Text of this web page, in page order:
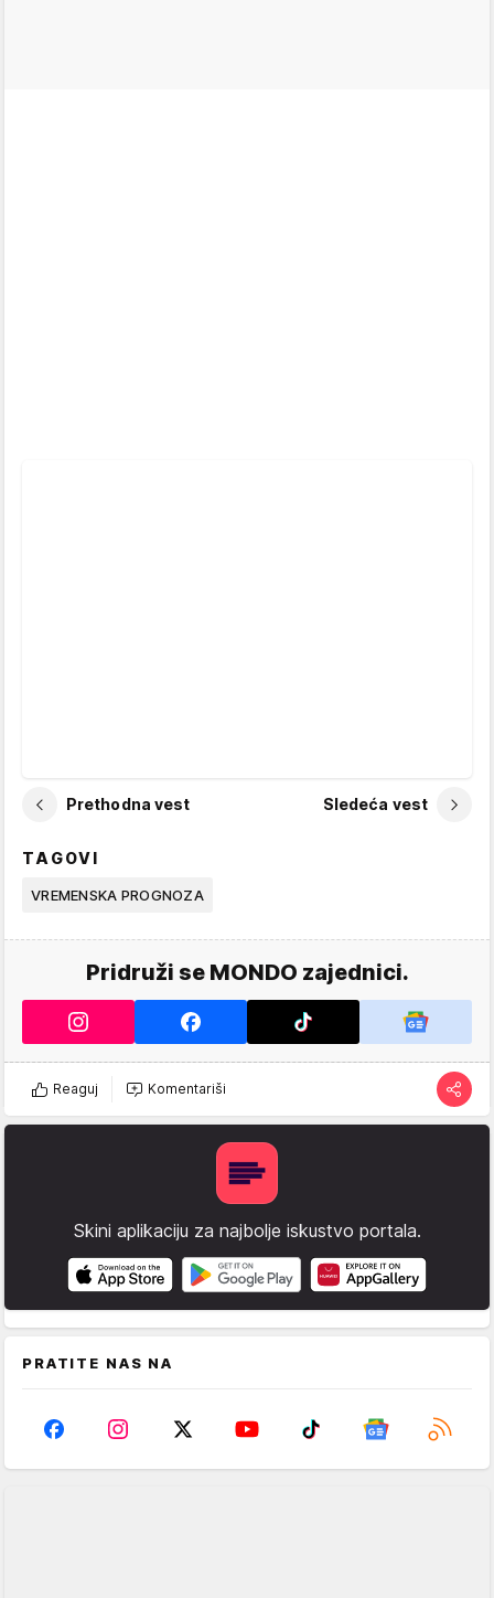
Prethodna vest Sledeća vest
TAGOVI
VREMENSKA PROGNOZA
Pridruži se MONDO zajednici.
Reaguj Komentariši
Skini aplikaciju za najbolje iskustvo portala.
PRATITE NAS NA